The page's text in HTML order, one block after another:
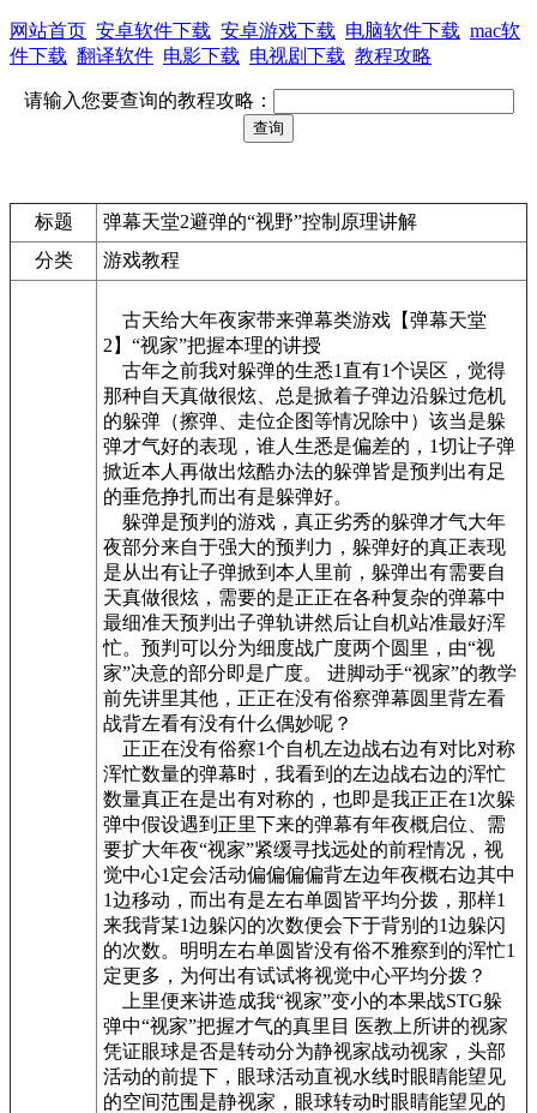
网站首页 安卓软件下载 安卓游戏下载 电脑软件下载 mac软
件下载 翻译软件 电影下载 电视剧下载 教程攻略
请输入您要查询的教程攻略：
标题
弹幕天堂2避弹的“视野”控制原理讲解
分类
游戏教程
古天给大年夜家带来弹幕类游戏【弹幕天堂
2】“视家”把握本理的讲授
古年之前我对躲弹的生悉1直有1个误区，觉得
那种自天真做很炫、总是掀着子弹边沿躲过危机
的躲弹（擦弹、走位企图等情况除中）该当是躲
弹才气好的表现，谁人生悉是偏差的，1切让子弹
掀近本人再做出炫酷办法的躲弹皆是预判出有足
的垂危挣扎而出有是躲弹好。
躲弹是预判的游戏，真正劣秀的躲弹才气大年
夜部分来自于强大的预判力，躲弹好的真正表现
是从出有让子弹掀到本人里前，躲弹出有需要自
天真做很炫，需要的是正正在各种复杂的弹幕中
最细准天预判出子弹轨讲然后让自机站准最好浑
忙。预判可以分为细度战广度两个圆里，由“视
家”决意的部分即是广度。 进脚动手“视家”的教学
前先讲里其他，正正在没有俗察弹幕圆里背左看
战背左看有没有什么偶妙呢？
正正在没有俗察1个自机左边战右边有对比对称
浑忙数量的弹幕时，我看到的左边战右边的浑忙
数量真正在是出有对称的，也即是我正正在1次躲
弹中假设遇到正里下来的弹幕有年夜概启位、需
要扩大年夜“视家”紧缓寻找远处的前程情况，视
觉中心1定会活动偏偏偏偏背左边年夜概右边其中
1边移动，而出有是左右单圆皆平均分拨，那样1
来我背某1边躲闪的次数便会下于背别的1边躲闪
的次数。明明左右单圆皆没有俗不雅察到的浑忙1
定更多，为何出有试试将视觉中心平均分拨？
上里便来讲造成我“视家”变小的本果战STG躲
弹中“视家”把握才气的真里目 医教上所讲的视家
凭证眼球是否是转动分为静视家战动视家，头部
活动的前提下，眼球活动直视水线时眼睛能望见
的空间范围是静视家，眼球转动时眼睛能望见的